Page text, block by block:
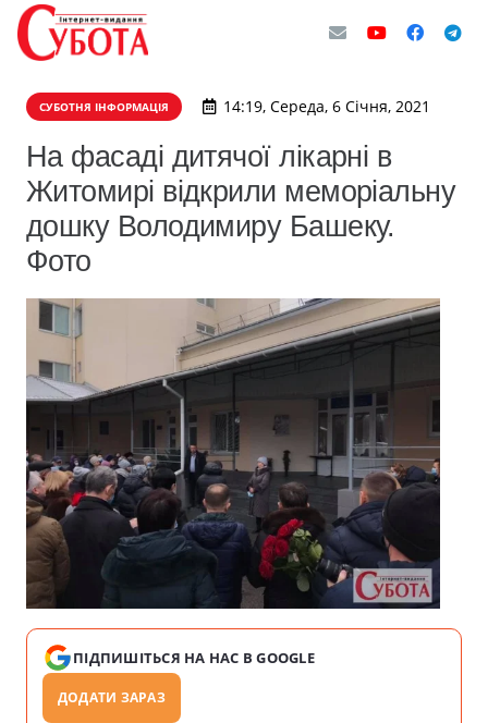
СУБОТНЯ ІНФОРМАЦІЯ 14:19, Середа, 6 Січня, 2021
На фасаді дитячої лікарні в
Житомирі відкрили меморіальну
дошку Володимиру Башеку.
Фото
ПІДПИШІТЬСЯ НА НАС В GOOGLE
ДОДАТИ ЗАРАЗ